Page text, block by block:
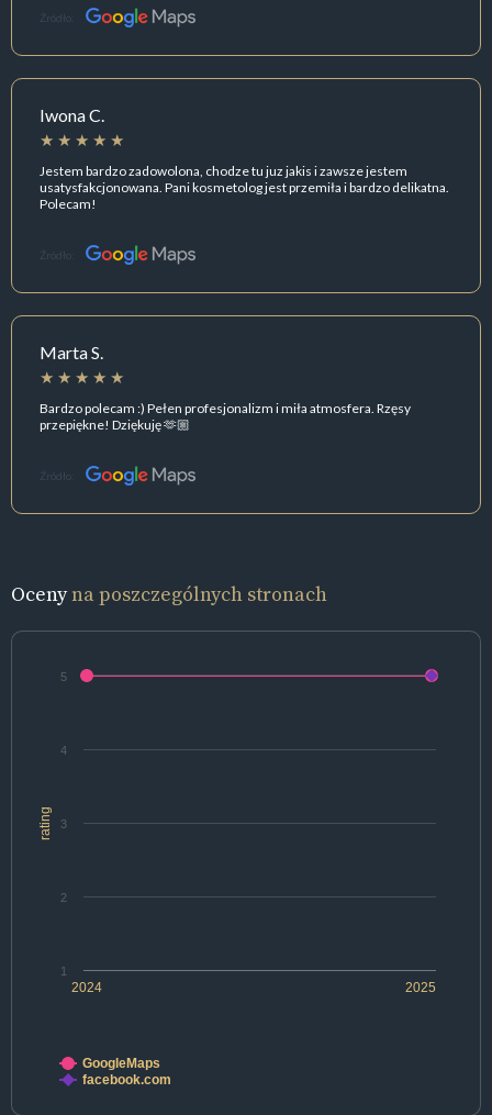
Źródło:
Iwona C.
Jestem bardzo zadowolona, chodze tu juz jakis i zawsze jestem
usatysfakcjonowana. Pani kosmetolog jest przemiła i bardzo delikatna.
Polecam!
Źródło:
Marta S.
Bardzo polecam :) Pełen profesjonalizm i miła atmosfera. Rzęsy
przepiękne! Dziękuję 🫶🏼
Źródło:
Ocenyna poszczególnych stronach
rating
2024 2025
1
2
3
4
5
GoogleMaps
facebook.com